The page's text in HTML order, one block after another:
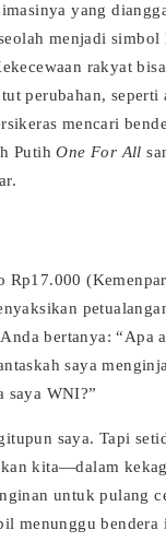
yang
menjadi simbol
rakyat
perubahan, seperti
mencari
PutihOne For All
Rp17.000
bertanya: “Apa
saya
saya WNI?”
saya. Tapi
kita—dalam
untuk pulang
menunggu bendera